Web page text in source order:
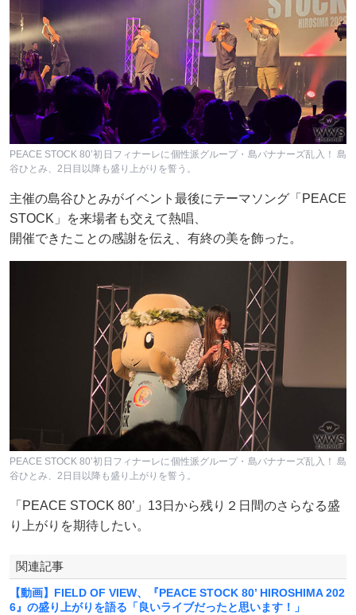
PEACE STOCK 80’初日フィナーレに個性派グループ・島バナナーズ乱入！ 島
谷ひとみ、2日目以降も盛り上がりを誓う。
主催の島谷ひとみがイベント最後にテーマソング「PEACE
STOCK」を来場者も交えて熱唱、
開催できたことの感謝を伝え、有終の美を飾った。
PEACE STOCK 80’初日フィナーレに個性派グループ・島バナナーズ乱入！ 島
谷ひとみ、2日目以降も盛り上がりを誓う。
「PEACE STOCK 80’」13日から残り２日間のさらなる盛
り上がりを期待したい。
関連記事
【動画】FIELD OF VIEW、『PEACE STOCK 80’ HIROSHIMA 202
6』の盛り上がりを語る「良いライブだったと思います！」